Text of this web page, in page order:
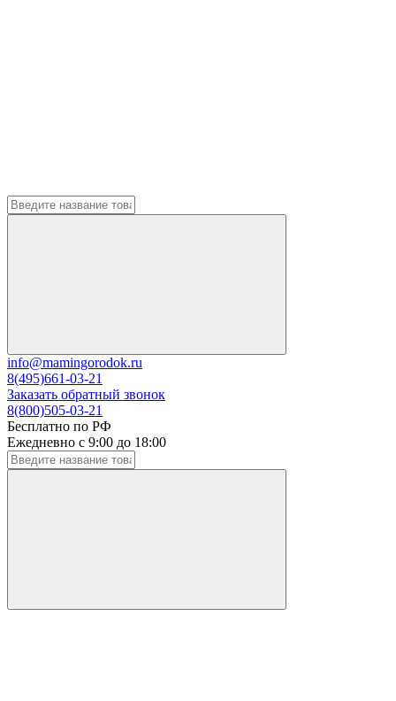
info@mamingorodok.ru
8(495)661-03-21
Заказать обратный звонок
8(800)505-03-21
Бесплатно по РФ
Ежедневно с 9:00 до 18:00